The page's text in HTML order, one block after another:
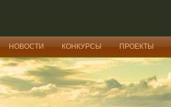
НОВОСТИ КОНКУРСЫ ПРОЕКТЫ